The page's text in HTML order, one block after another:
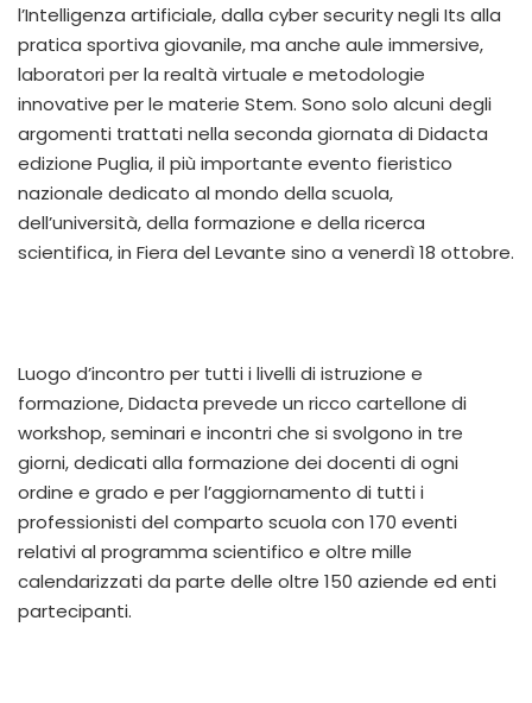
l’Intelligenza artificiale, dalla cyber security negli Its alla
pratica sportiva giovanile, ma anche aule immersive,
laboratori per la realtà virtuale e metodologie
innovative per le materie Stem. Sono solo alcuni degli
argomenti trattati nella seconda giornata di Didacta
edizione Puglia, il più importante evento fieristico
nazionale dedicato al mondo della scuola,
dell’università, della formazione e della ricerca
scientifica, in Fiera del Levante sino a venerdì 18 ottobre.
Luogo d’incontro per tutti i livelli di istruzione e
formazione, Didacta prevede un ricco cartellone di
workshop, seminari e incontri che si svolgono in tre
giorni, dedicati alla formazione dei docenti di ogni
ordine e grado e per l’aggiornamento di tutti i
professionisti del comparto scuola con 170 eventi
relativi al programma scientifico e oltre mille
calendarizzati da parte delle oltre 150 aziende ed enti
partecipanti.